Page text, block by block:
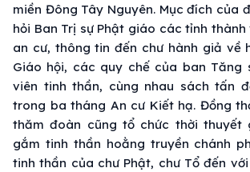
miền Đông Tây Nguyên. Mục đích của
hỏi Ban Trị sự Phật giáo các tỉnh
an cư, thông tin đến chư hành giả về
Giáo hội, các quy chế của ban Tăng
viên tinh thần, cùng nhau sách tấn
trong ba tháng An cư Kiết hạ. Đồng
thăm đoàn cũng tổ chức thời thuyết
gắm tinh thần hoằng truyền chánh
tinh thần của chư Phật, chư Tổ đến